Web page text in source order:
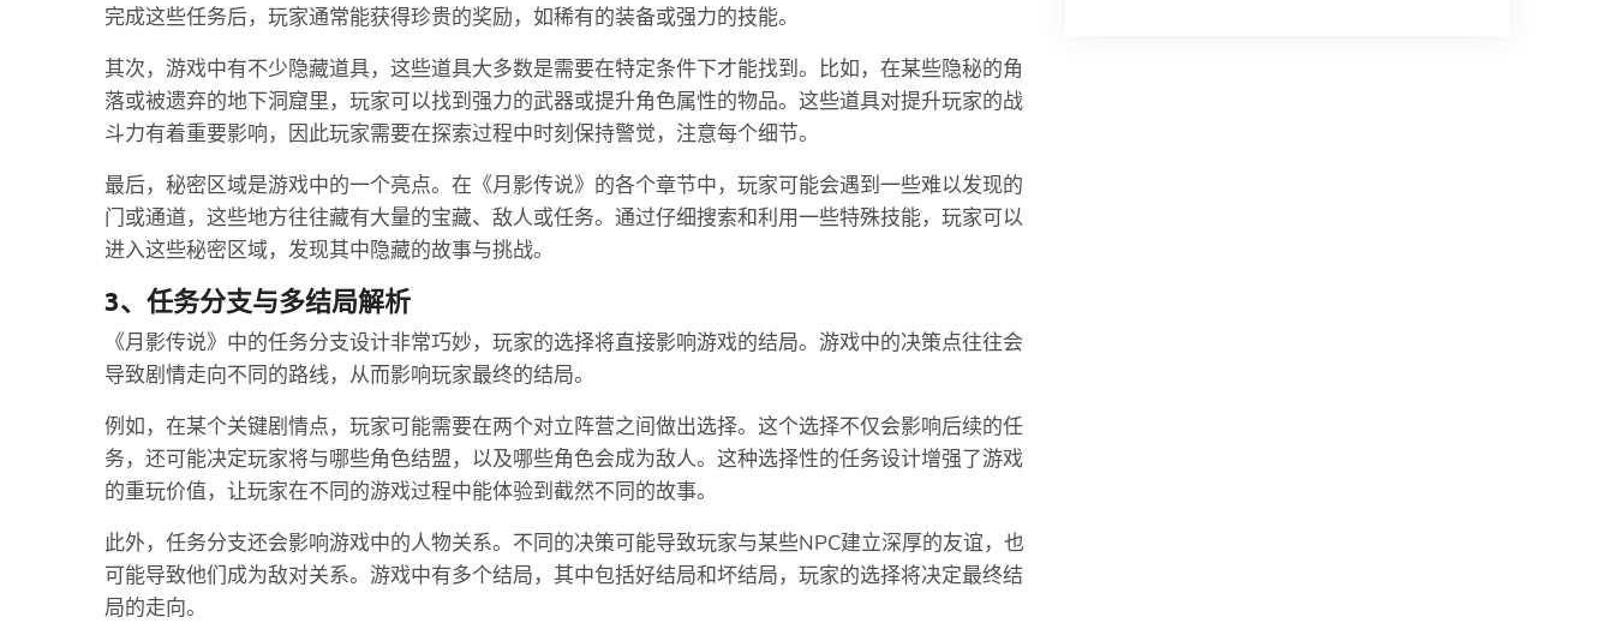
完成这些任务后，玩家通常能获得珍贵的奖励，如稀有的装备或强力的技能。
其次，游戏中有不少隐藏道具，这些道具大多数是需要在特定条件下才能找到。比如，在某些隐秘的角
落或被遗弃的地下洞窟里，玩家可以找到强力的武器或提升角色属性的物品。这些道具对提升玩家的战
斗力有着重要影响，因此玩家需要在探索过程中时刻保持警觉，注意每个细节。
最后，秘密区域是游戏中的一个亮点。在《月影传说》的各个章节中，玩家可能会遇到一些难以发现的
门或通道，这些地方往往藏有大量的宝藏、敌人或任务。通过仔细搜索和利用一些特殊技能，玩家可以
进入这些秘密区域，发现其中隐藏的故事与挑战。
3、任务分支与多结局解析
《月影传说》中的任务分支设计非常巧妙，玩家的选择将直接影响游戏的结局。游戏中的决策点往往会
导致剧情走向不同的路线，从而影响玩家最终的结局。
例如，在某个关键剧情点，玩家可能需要在两个对立阵营之间做出选择。这个选择不仅会影响后续的任
务，还可能决定玩家将与哪些角色结盟，以及哪些角色会成为敌人。这种选择性的任务设计增强了游戏
的重玩价值，让玩家在不同的游戏过程中能体验到截然不同的故事。
此外，任务分支还会影响游戏中的人物关系。不同的决策可能导致玩家与某些NPC建立深厚的友谊，也
可能导致他们成为敌对关系。游戏中有多个结局，其中包括好结局和坏结局，玩家的选择将决定最终结
局的走向。